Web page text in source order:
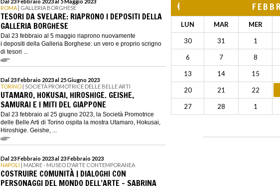
Dal 23 Febbraio 2023 al 5 Maggio 2023
ROMA | GALLERIA BORGHESE
TESORI DA SVELARE: RIAPRONO I DEPOSITI DELLA
GALLERIA BORGHESE
Dal 23 febbraio al 5 maggio riaprono nuovamente
i depositi della Galleria Borghese: un vero e proprio scrigno
di tesori ...
Dal 23 Febbraio 2023 al 25 Giugno 2023
TORINO | SOCIETÀ PROMOTRICE DELLE BELLE ARTI
UTAMARO, HOKUSAI, HIROSHIGE. GEISHE,
SAMURAI E I MITI DEL GIAPPONE
Dal 23 febbraio al 25 giugno 2023, la Società Promotrice
delle Belle Arti di Torino ospita la mostra Utamaro, Hokusai,
Hiroshige. Geishe, ...
Dal 23 Febbraio 2023 al 23 Febbraio 2023
NAPOLI | MADRE - MUSEO D'ARTE CONTEMPORANEA
COSTRUIRE COMUNITÀ | DIALOGHI CON
PERSONAGGI DEL MONDO DELL’ARTE - SABRINA
LUN MAR MER
30 31 1
6 7 8
13 14 15
20 21 22
27 28 1